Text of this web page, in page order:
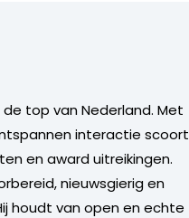
top van Nederland. Met
interactie scoort
en award uitreikingen.
nieuwsgierig en
houdt van open en echte